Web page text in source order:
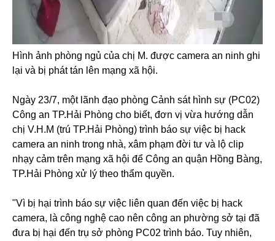
Hình ảnh phòng ngủ của chị M. được camera an ninh ghi
lại và bị phát tán lên mạng xã hội.
Ngày 23/7, một lãnh đạo phòng Cảnh sát hình sự (PC02)
Công an TP.Hải Phòng cho biết, đơn vị vừa hướng dẫn
chị V.H.M (trú TP.Hải Phòng) trình báo sự việc bị hack
camera an ninh trong nhà, xâm phạm đời tư và lộ clip
nhạy cảm trên mạng xã hội để Công an quận Hồng Bàng,
TP.Hải Phòng xử lý theo thẩm quyền.
"Vì bị hại trình báo sự việc liên quan đến việc bị hack
camera, là công nghệ cao nên công an phường sở tại đã
đưa bị hại đến trụ sở phòng PC02 trình báo. Tuy nhiên,